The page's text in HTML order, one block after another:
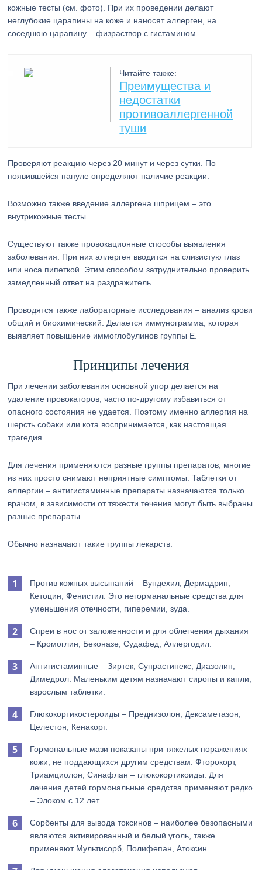
кожные тесты (см. фото). При их проведении делают
неглубокие царапины на коже и наносят аллерген, на
соседнюю царапину – физраствор с гистамином.
Читайте также:
Преимущества и
недостатки
противоаллергенной
туши
Проверяют реакцию через 20 минут и через сутки. По
появившейся папуле определяют наличие реакции.
Возможно также введение аллергена шприцем – это
внутрикожные тесты.
Существуют также провокационные способы выявления
заболевания. При них аллерген вводится на слизистую глаз
или носа пипеткой. Этим способом затруднительно проверить
замедленный ответ на раздражитель.
Проводятся также лабораторные исследования – анализ крови
общий и биохимический. Делается иммунограмма, которая
выявляет повышение иммоглобулинов группы E.
Принципы лечения
При лечении заболевания основной упор делается на
удаление провокаторов, часто по-другому избавиться от
опасного состояния не удается. Поэтому именно аллергия на
шерсть собаки или кота воспринимается, как настоящая
трагедия.
Для лечения применяются разные группы препаратов, многие
из них просто снимают неприятные симптомы. Таблетки от
аллергии – антигистаминные препараты назначаются только
врачом, в зависимости от тяжести течения могут быть выбраны
разные препараты.
Обычно назначают такие группы лекарств:
Против кожных высыпаний – Вундехил, Дермадрин,
Кетоцин, Фенистил. Это негорманальные средства для
уменьшения отечности, гиперемии, зуда.
Спреи в нос от заложенности и для облегчения дыхания
– Кромоглин, Беконазе, Судафед, Аллергодил.
Антигистаминные – Зиртек, Супрастинекс, Диазолин,
Димедрол. Маленьким детям назначают сиропы и капли,
взрослым таблетки.
Глюкокортикостероиды – Преднизолон, Дексаметазон,
Целестон, Кенакорт.
Гормональные мази показаны при тяжелых поражениях
кожи, не поддающихся другим средствам. Фторокорт,
Триамциолон, Синафлан – глюкокортикоиды. Для
лечения детей гормональные средства применяют редко
– Элоком с 12 лет.
Сорбенты для вывода токсинов – наиболее безопасными
являются активированный и белый уголь, также
применяют Мультисорб, Полифепан, Атоксин.